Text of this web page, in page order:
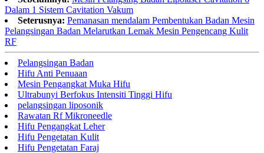
Dalam 1 Sistem Cavitation Vakum
Seterusnya: Pemanasan mendalam Pembentukan Badan Mesin
Pelangsingan Badan Melarutkan Lemak Mesin Pengencang Kulit
RF
Pelangsingan Badan
Hifu Anti Penuaan
Mesin Pengangkat Muka Hifu
Ultrabunyi Berfokus Intensiti Tinggi Hifu
pelangsingan liposonik
Rawatan Rf Mikroneedle
Hifu Pengangkat Leher
Hifu Pengetatan Kulit
Hifu Pengetatan Faraj